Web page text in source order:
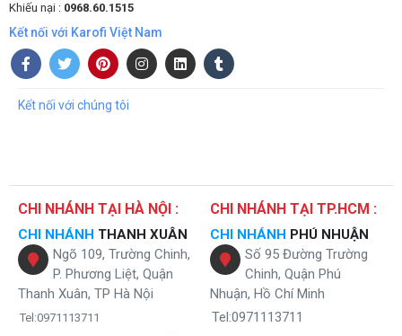
Khiếu nại : 0968.60.1515
Kết nối với Karofi Việt Nam
Kết nối với chúng tôi
CHI NHÁNH TẠI HÀ NỘI :
CHI NHÁNH THANH XUÂN
Ngõ 109, Trường Chinh,
P. Phương Liệt, Quận
Thanh Xuân, TP Hà Nội
Tel:0971113711
CHI NHÁNH TẠI TP.HCM :
CHI NHÁNH PHÚ NHUẬN
Số 95 Đường Trường
Chinh, Quận Phú
Nhuận, Hồ Chí Minh
Tel:0971113711